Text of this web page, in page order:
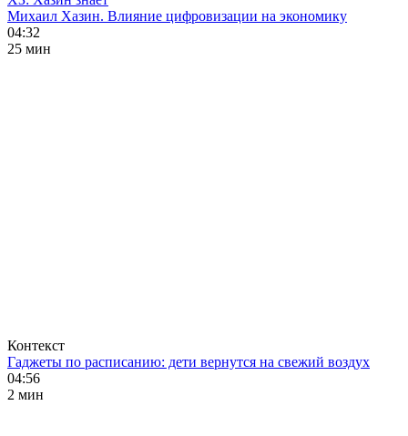
Михаил Хазин. Влияние цифровизации на экономику
04:32
25 мин
Контекст
Гаджеты по расписанию: дети вернутся на свежий воздух
04:56
2 мин